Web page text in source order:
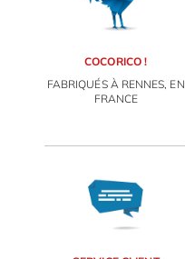
COCORICO !
FABRIQUÉS À RENNES, EN
FRANCE